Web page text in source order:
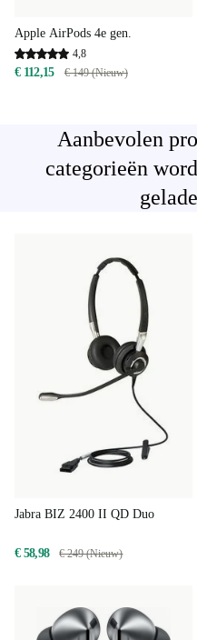
Apple AirPods 4e gen.
4,8
€ 112,15 € 149 (Nieuw)
Aanbevolen
categorieën
Jabra BIZ 2400 II QD Duo
€ 58,98 € 249 (Nieuw)